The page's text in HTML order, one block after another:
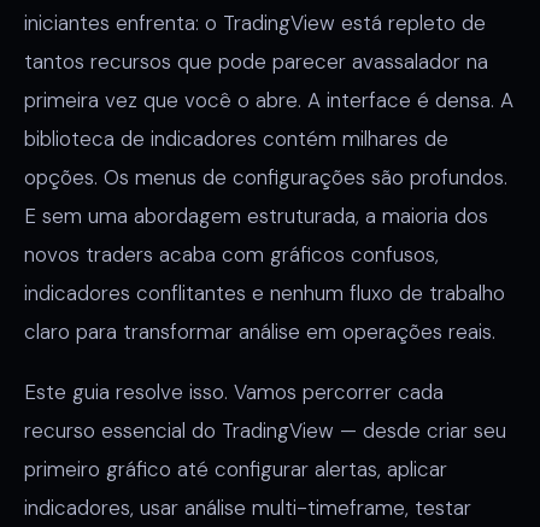
iniciantes enfrenta: o TradingView está repleto de
tantos recursos que pode parecer avassalador na
primeira vez que você o abre. A interface é densa. A
biblioteca de indicadores contém milhares de
opções. Os menus de configurações são profundos.
E sem uma abordagem estruturada, a maioria dos
novos traders acaba com gráficos confusos,
indicadores conflitantes e nenhum fluxo de trabalho
claro para transformar análise em operações reais.
Este guia resolve isso. Vamos percorrer cada
recurso essencial do TradingView — desde criar seu
primeiro gráfico até configurar alertas, aplicar
indicadores, usar análise multi-timeframe, testar